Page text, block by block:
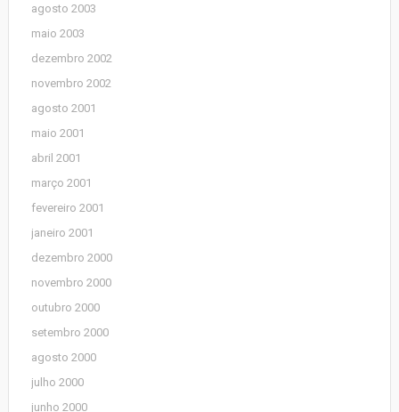
agosto 2003
maio 2003
dezembro 2002
novembro 2002
agosto 2001
maio 2001
abril 2001
março 2001
fevereiro 2001
janeiro 2001
dezembro 2000
novembro 2000
outubro 2000
setembro 2000
agosto 2000
julho 2000
junho 2000